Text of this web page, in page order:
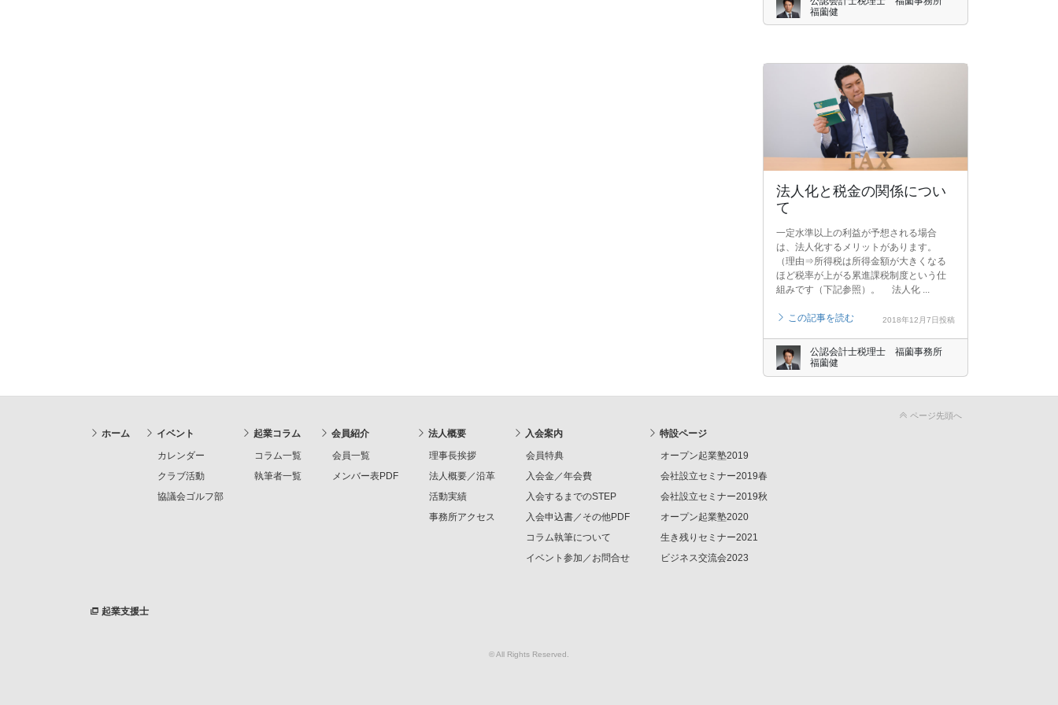
福薗健
法人化と税金の関係につい
て
一定水準以上の利益が予想される場合
は、法人化するメリットがあります。
（理由⇒所得税は所得金額が大きくなる
ほど税率が上がる累進課税制度という仕
組みです（下記参照）。 法人化 ...
この記事を読む 2018年12月7日投稿
公認会計士税理士 福薗事務所
福薗健
ページ先頭へ
ホーム
イベント
カレンダー
クラブ活動
協議会ゴルフ部
起業コラム
コラム一覧
執筆者一覧
会員紹介
会員一覧
メンバー表PDF
法人概要
理事長挨拶
法人概要／沿革
活動実績
事務所アクセス
入会案内
会員特典
入会金／年会費
入会するまでのSTEP
入会申込書／その他PDF
コラム執筆について
イベント参加／お問合せ
特設ページ
オープン起業塾2019
会社設立セミナー2019春
会社設立セミナー2019秋
オープン起業塾2020
生き残りセミナー2021
ビジネス交流会2023
起業支援士
© All Rights Reserved.